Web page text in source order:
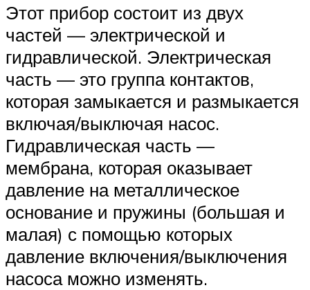
Этот прибор состоит из двух
частей — электрической и
гидравлической. Электрическая
часть — это группа контактов,
которая замыкается и размыкается
включая/выключая насос.
Гидравлическая часть —
мембрана, которая оказывает
давление на металлическое
основание и пружины (большая и
малая) с помощью которых
давление включения/выключения
насоса можно изменять.